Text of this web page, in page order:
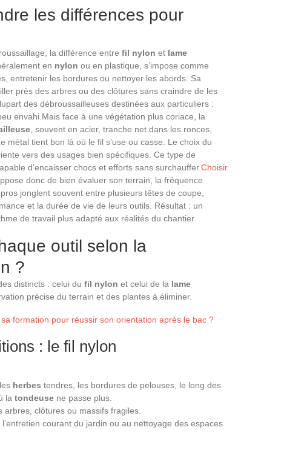
les différences pour
la différence entre fil nylon et lame
en nylon ou en plastique, s’impose comme
entretenir les bordures ou nettoyer les abords. Sa
près des arbres ou des clôtures sans craindre de les
des débroussailleuses destinées aux particuliers :
envahi.Mais face à une végétation plus coriace, la
, souvent en acier, tranche net dans les ronces,
métal tient bon là où le fil s’use ou casse. Le choix du
vers des usages bien spécifiques. Ce type de
d’encaisser chocs et efforts sans surchauffer.Choisir
donc de bien évaluer son terrain, la fréquence
jonglent souvent entre plusieurs têtes de coupe,
et la durée de vie de leurs outils. Résultat : un
de travail plus adapté aux réalités du chantier.
outil selon la
?
distincts : celui du fil nylon et celui de la lame
précise du terrain et des plantes à éliminer.
formation pour réussir son orientation après le bac ?
: le fil nylon
herbes tendres, les bordures de pelouses, le long des
la tondeuse ne passe plus.
clôtures ou massifs fragiles.
courant du jardin ou au nettoyage des espaces